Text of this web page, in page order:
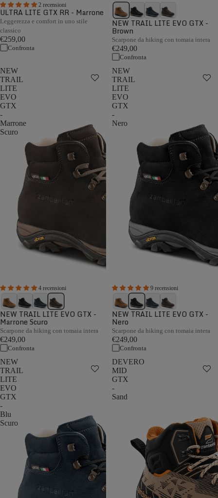
2 recensioni
ULTRA LITE GTX RR - Marrone
Leggerezza e comfort in uno stile
classico
€259,00
Confronta
NEW TRAIL LITE EVO GTX -
Brown
Scarpone da hiking con tomaia intera
€249,00
Confronta
NEW
TRAIL
LITE
EVO
GTX
-
Marrone
Scuro
4 recensioni
NEW TRAIL LITE EVO GTX -
Marrone Scuro
Scarpone da hiking con tomaia intera
€249,00
Confronta
NEW
TRAIL
LITE
EVO
GTX
-
Nero
9 recensioni
NEW TRAIL LITE EVO GTX -
Nero
Scarpone da hiking con tomaia intera
€249,00
Confronta
NEW
TRAIL
LITE
EVO
GTX
-
Blu
Scuro
DEVERO
MID
GTX
-
Sand